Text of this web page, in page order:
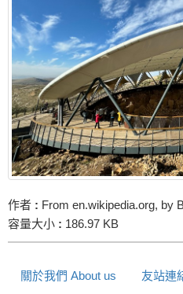
作者 : From en.wikipedia.org, by
容量大小 : 186.97 KB
關於我們 About us 友站連